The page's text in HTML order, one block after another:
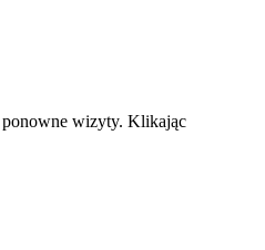
ponowne wizyty. Klikając